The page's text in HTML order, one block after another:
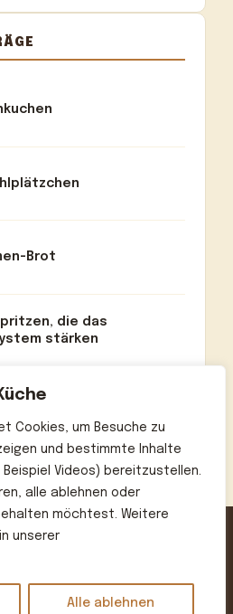
Cookies, um Besuche zu
und bestimmte Inhalte
Videos) bereitzustellen.
alle ablehnen oder
möchtest. Weitere
unserer
Alle ablehnen
Brot
die das
stärken